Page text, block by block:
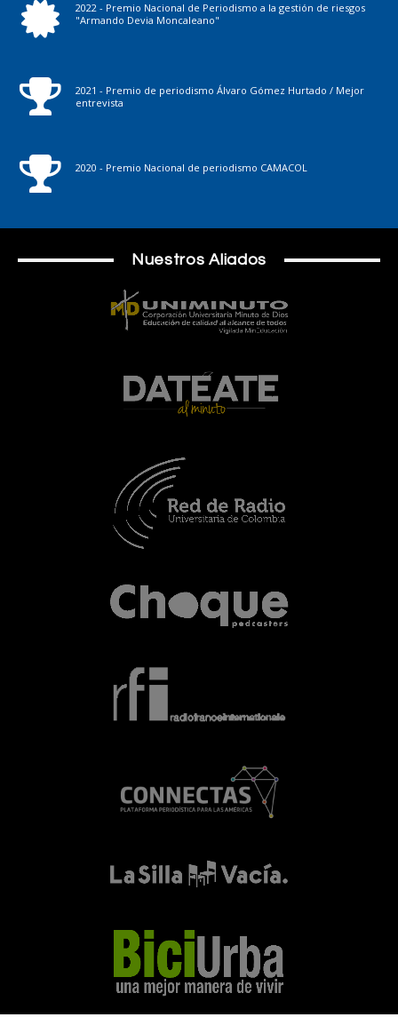
2022 - Premio Nacional de Periodismo a la gestión de riesgos
"Armando Devia Moncaleano"
2021 - Premio de periodismo Álvaro Gómez Hurtado / Mejor
entrevista
2020 - Premio Nacional de periodismo CAMACOL
Nuestros Aliados